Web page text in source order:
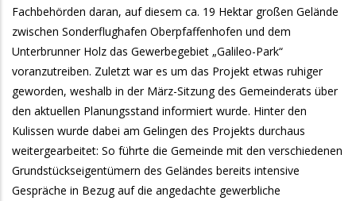
Fachbehörden daran, auf diesem ca. 19 Hektar großen Gelände
zwischen Sonderflughafen Oberpfaffenhofen und dem
Unterbrunner Holz das Gewerbegebiet „Galileo-Park“
voranzutreiben. Zuletzt war es um das Projekt etwas ruhiger
geworden, weshalb in der März-Sitzung des Gemeinderats über
den aktuellen Planungsstand informiert wurde. Hinter den
Kulissen wurde dabei am Gelingen des Projekts durchaus
weitergearbeitet: So führte die Gemeinde mit den verschiedenen
Grundstückseigentümern des Geländes bereits intensive
Gespräche in Bezug auf die angedachte gewerbliche